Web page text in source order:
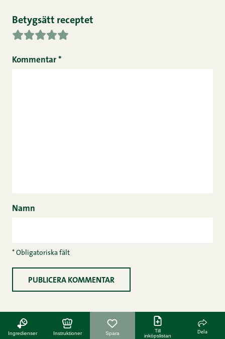
Betygsätt receptet
Kommentar *
Namn
* Obligatoriska fält
Ingredienser Instruktioner Spara
Till
inköpslistan
Dela